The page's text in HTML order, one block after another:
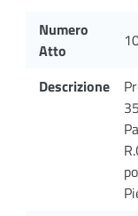
Numero
Atto
Descrizione